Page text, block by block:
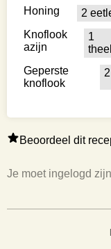
Beoordeel dit
Je moet ingelogd
Honing
2
Knoflook
azijn
1
Geperste
knoflook
2